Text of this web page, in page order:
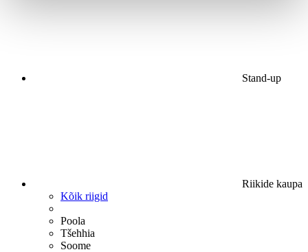
Stand-up
Riikide kaupa
Kõik riigid
Poola
Tšehhia
Soome